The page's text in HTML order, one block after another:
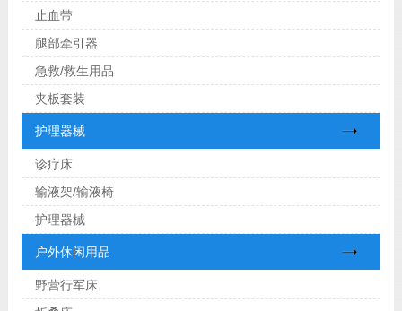
止血带
腿部牵引器
急救/救生用品
夹板套装
护理器械
诊疗床
输液架/输液椅
护理器械
户外休闲用品
野营行军床